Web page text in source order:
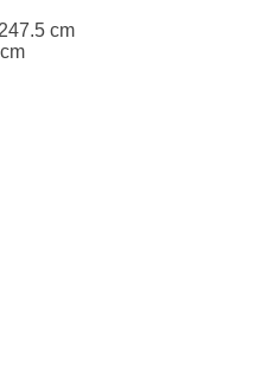
cm